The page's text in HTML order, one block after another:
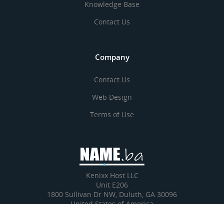
Knowledge Base
Contact Us
Company
Contact Us
Web Design
Terms of Use
Kenixx Host LLC
Unit E206
1800 Sullivan Dr NW, Duluth, GA 30096